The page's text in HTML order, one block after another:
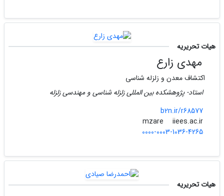
هیات تحریریه
مهدی زارع
اکتشاف معدن و زلزله شناسی
استاد- پژوهشکده بین المللی زلزله شناسی و مهندسی زلزله
b2n.ir/r68577
mzare
iiees.ac.ir
0000-0003-1036-4265
هیات تحریریه